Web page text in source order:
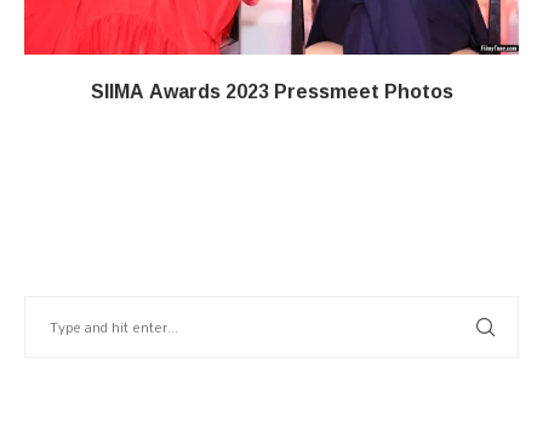
SIIMA Awards 2023 Pressmeet Photos